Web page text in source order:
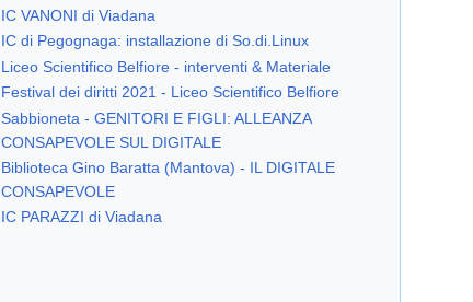
IC VANONI di Viadana
IC di Pegognaga: installazione di So.di.Linux
Liceo Scientifico Belfiore - interventi & Materiale
Festival dei diritti 2021 - Liceo Scientifico Belfiore
Sabbioneta - GENITORI E FIGLI: ALLEANZA
CONSAPEVOLE SUL DIGITALE
Biblioteca Gino Baratta (Mantova) - IL DIGITALE
CONSAPEVOLE
IC PARAZZI di Viadana